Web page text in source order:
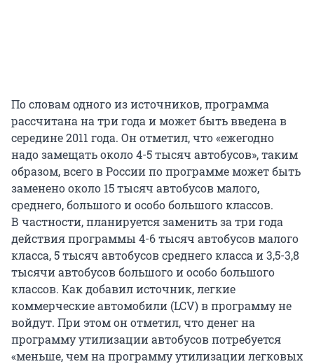
По словам одного из источников, программа
рассчитана на три года и может быть введена в
середине 2011 года. Он отметил, что «ежегодно
надо замещать около 4-5 тысяч автобусов», таким
образом, всего в России по программе может быть
заменено около 15 тысяч автобусов малого,
среднего, большого и особо большого классов.
В частности, планируется заменить за три года
действия программы 4-6 тысяч автобусов малого
класса, 5 тысяч автобусов среднего класса и 3,5-3,8
тысячи автобусов большого и особо большого
классов. Как добавил источник, легкие
коммерческие автомобили (LCV) в программу не
войдут. При этом он отметил, что денег на
программу утилизации автобусов потребуется
«меньше, чем на программу утилизации легковых